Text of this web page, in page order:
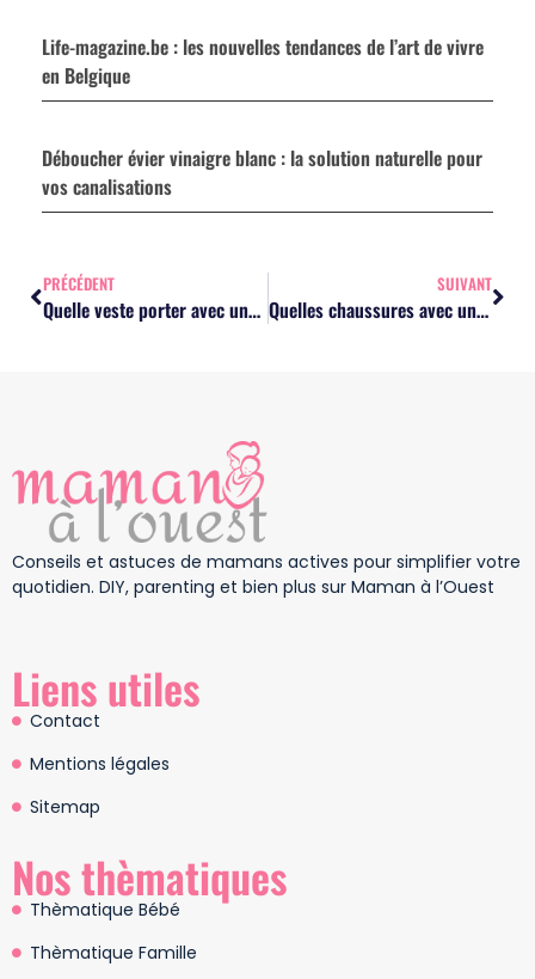
Life-magazine.be : les nouvelles tendances de l’art de vivre
en Belgique
Déboucher évier vinaigre blanc : la solution naturelle pour
vos canalisations
PRÉCÉDENT
Quelle veste porter avec une combinaison noire : les options pour chaque style
SUIVANT
Quelles chaussures avec une combinaison noire : les modèles à privilégier selon l’occasion
Conseils et astuces de mamans actives pour simplifier votre
quotidien. DIY, parenting et bien plus sur Maman à l’Ouest
Liens utiles
Contact
Mentions légales
Sitemap
Nos thèmatiques
Thèmatique Bébé
Thèmatique Famille